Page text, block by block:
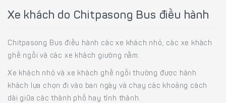
Xe khách do Chitpasong Bus điều hành
Chitpasong Bus điều hành các xe khách nhỏ, các xe khách
ghế ngồi và các xe khách giường nằm.
Xe khách nhỏ và xe khách ghế ngồi thường được hành
khách lựa chọn đi vào ban ngày và chạy các khoảng cách
dài giữa các thành phố hay tỉnh thành.